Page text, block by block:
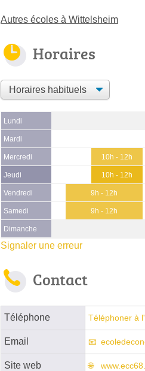
Autres écoles à Wittelsheim
Horaires
Lundi
Mardi
Mercredi 10h - 12h
Jeudi 10h - 12h
Vendredi 9h - 12h
Samedi 9h - 12h
Dimanche
Signaler une erreur
Contact
Téléphone Téléphoner à
Email
Site web